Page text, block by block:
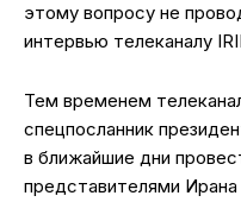
этому вопросу не
интервью телеканалу
Тем временем
спецпосланник
в ближайшие дни
представителями